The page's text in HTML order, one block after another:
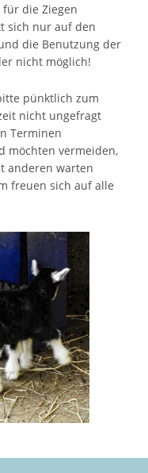
die Ziegen
sich nur auf den
die Benutzung der
nicht möglich!
pünktlich zum
nicht ungefragt
Terminen
möchten vermeiden,
anderen warten
freuen sich auf alle